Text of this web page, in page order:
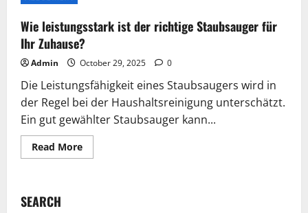
Wie leistungsstark ist der richtige Staubsauger für
Ihr Zuhause?
Admin October 29, 2025 0
Die Leistungsfähigkeit eines Staubsaugers wird in
der Regel bei der Haushaltsreinigung unterschätzt.
Ein gut gewählter Staubsauger kann...
Read MoreRead
more
SEARCH